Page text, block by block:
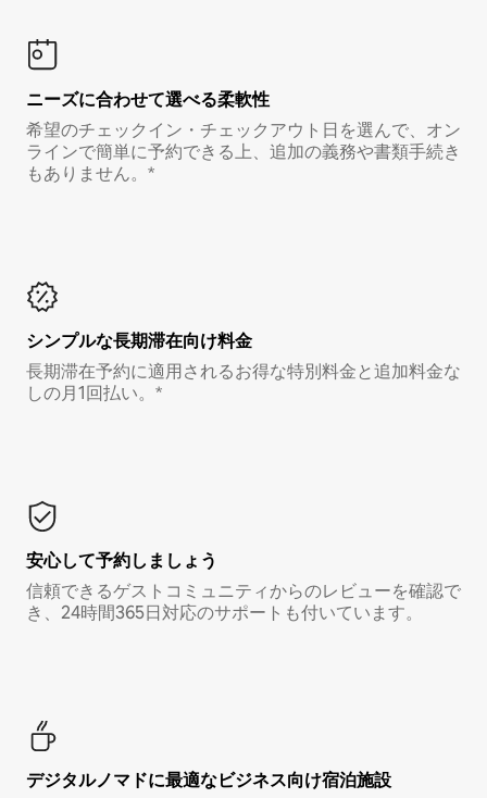
ニーズに合わせて選べる柔軟性
希望のチェックイン・チェックアウト日を選んで、オン
ラインで簡単に予約できる上、追加の義務や書類手続き
もありません。*
シンプルな長期滞在向け料金
長期滞在予約に適用されるお得な特別料金と追加料金な
しの月1回払い。*
安心して予約しましょう
信頼できるゲストコミュニティからのレビューを確認で
き、24時間365日対応のサポートも付いています。
デジタルノマド⁠に最⁠適⁠なビ⁠ジ⁠ネ⁠ス⁠向⁠け宿⁠泊⁠施⁠設